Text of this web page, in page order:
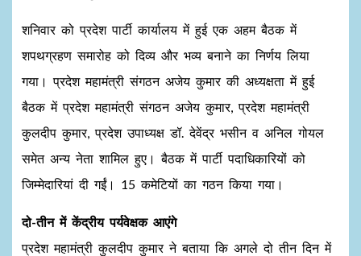
शनिवार को प्रदेश पार्टी कार्यालय में हुई एक अहम बैठक में
शपथग्रहण समारोह को दिव्य और भव्य बनाने का निर्णय लिया
गया। प्रदेश महामंत्री संगठन अजेय कुमार की अध्यक्षता में हुई
बैठक में प्रदेश महामंत्री संगठन अजेय कुमार, प्रदेश महामंत्री
कुलदीप कुमार, प्रदेश उपाध्यक्ष डॉ. देवेंद्र भसीन व अनिल गोयल
समेत अन्य नेता शामिल हुए। बैठक में पार्टी पदाधिकारियों को
जिम्मेदारियां दी गईं। 15 कमेटियों का गठन किया गया।
दो-तीन में केंद्रीय पर्यवेक्षक आएंगे
प्रदेश महामंत्री कुलदीप कुमार ने बताया कि अगले दो तीन दिन में